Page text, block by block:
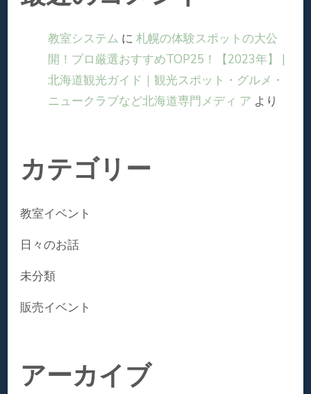
教室システム に 札幌の体験スポットの大公
開！プロ厳選おすすめTOP25！【2023年】 |
北海道観光ガイド｜観光スポット・グルメ・
ニュークラブなど北海道専⾨メディ ア より
カテゴリー
教室イベント
日々のお話
未分類
販売イベント
アーカイブ